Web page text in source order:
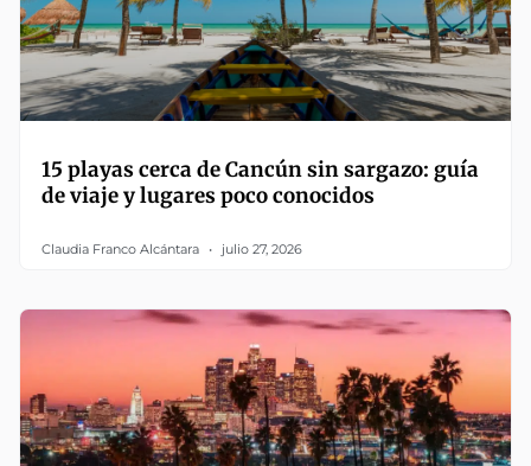
15 playas cerca de Cancún sin sargazo: guía
de viaje y lugares poco conocidos
Claudia Franco Alcántara julio 27, 2026